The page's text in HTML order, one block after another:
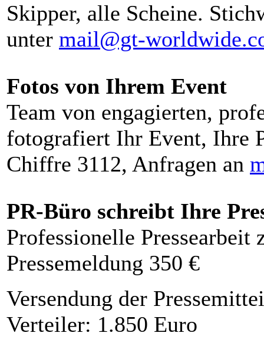
Skipper, alle Scheine.
unter mail@gt-
Fotos von Ihrem Event
Team von engagierten,
fotografiert Ihr Event, Ihre
Chiffre 3112, Anfragen an
PR-Büro schreibt Ihre
Professionelle Pressearbeit
Pressemeldung 350 €
Versendung der
Verteiler: 1.850 Euro